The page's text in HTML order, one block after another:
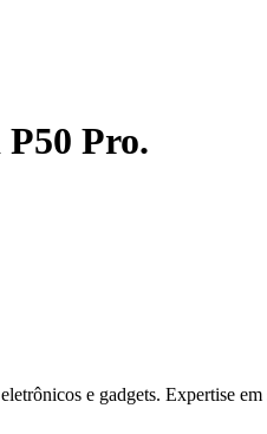
Pro.
e gadgets. Expertise